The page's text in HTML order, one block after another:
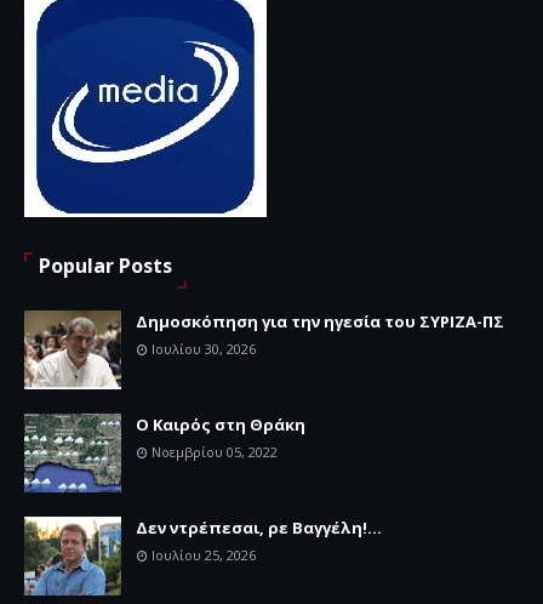
Popular Posts
Δημοσκόπηση για την ηγεσία του ΣΥΡΙΖΑ-ΠΣ
Ιουλίου 30, 2026
Ο Καιρός στη Θράκη
Νοεμβρίου 05, 2022
Δεν ντρέπεσαι, ρε Βαγγέλη!...
Ιουλίου 25, 2026